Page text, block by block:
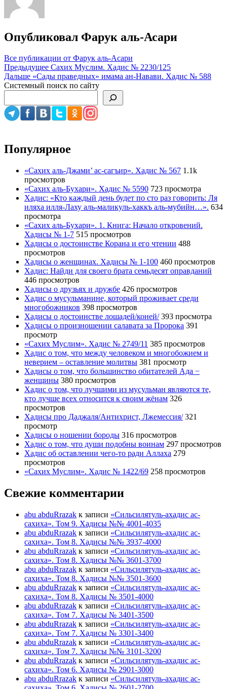
Опубликовал Фарук аль-Асари
Все публикации от Фарук аль-Асари
Навигация
по
Предыдущее Сахих Муслим. Хадис № 2230/125
Дальше «Сады праведных» имама ан-Навави. Хадис № 588
Системный поиск по сайту
Популярное
«Сахих аль-Джами’ ас-сагъир». Хадис № 567 1.1k
просмотров
«Сахих аль-Бухари». Хадис № 5590 723 просмотра
Хадис: «Кто каждый день будет по сто раз говорить: Ля
иляха илля-Лаху аль-маликуль-хаккъ аль-мубийн…». 634
просмотра
«Сахих аль-Бухари». 1. Книга: Начало откровений.
Хадисы № 1-7 515 просмотров
Хадисы о достоинстве Корана и его чтении 488
просмотров
Хадисы о женщинах. Хадисы № 1-100 460 просмотров
Хадис: Найди для своего брата семьдесят оправданий
446 просмотров
Хадисы о друзьях и дружбе 426 просмотров
Хадис о мусульманине, который проживает среди
многобожников 398 просмотров
Хадисы о достоинстве лошадей/коней/ 393 просмотра
Хадисы о произношении салавата за Пророка 391
просмотр
«Сахих Муслим». Хадис № 2749/11 385 просмотров
Хадис о том, что между человеком и многобожием и
неверием – оставление молитвы 381 просмотр
Хадисы о том, что большинство обитателей Ада −
женщины 380 просмотров
Хадис о том, что лучшими из мусульман являются те,
кто лучше всех относится к своим жёнам 326
просмотров
Хадисы про Даджаля/Антихрист, Лжемессия/ 321
просмотр
Хадисы о ношении бороды 316 просмотров
Хадис о том, что души подобны воинам 297 просмотров
Хадис об оставлении чего-то ради Аллаха 279
просмотров
«Сахих Муслим». Хадис № 1422/69 258 просмотров
Свежие комментарии
abu abduRrazak к записи «Сильсилятуль-ахадис ас-
сахиха». Том 9. Хадисы №№ 4001-4035
abu abduRrazak к записи «Сильсилятуль-ахадис ас-
сахиха». Том 8. Хадисы №№ 3937-4000
abu abduRrazak к записи «Сильсилятуль-ахадис ас-
сахиха». Том 8. Хадисы №№ 3601-3700
abu abduRrazak к записи «Сильсилятуль-ахадис ас-
сахиха». Том 8. Хадисы №№ 3501-3600
abu abduRrazak к записи «Сильсилятуль-ахадис ас-
сахиха». Том 8. Хадисы № 3501-4000
abu abduRrazak к записи «Сильсилятуль-ахадис ас-
сахиха». Том 7. Хадисы № 3401-3500
abu abduRrazak к записи «Сильсилятуль-ахадис ас-
сахиха». Том 7. Хадисы № 3301-3400
abu abduRrazak к записи «Сильсилятуль-ахадис ас-
сахиха». Том 7. Хадисы №№ 3101-3200
abu abduRrazak к записи «Сильсилятуль-ахадис ас-
сахиха». Том 6. Хадисы № 2901-3000
abu abduRrazak к записи «Сильсилятуль-ахадис ас-